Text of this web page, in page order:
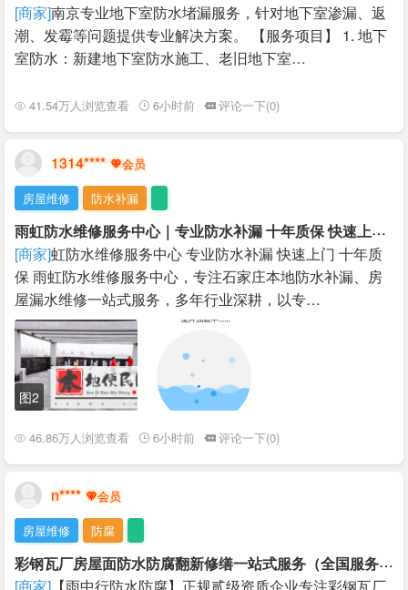
[商家]南京专业地下室防水堵漏服务，针对地下室渗漏、返
潮、发霉等问题提供专业解决方案。 【服务项目】 1. 地下
室防水：新建地下室防水施工、老旧地下室…
41.54万人浏览查看 6小时前 评论一下(0)
1314****
房屋维修 防水补漏
雨
虹防水维修服务中心｜专业防水补漏 十年质保 快速上门
[商家]虹防水维修服务中心 专业防水补漏 快速上门 十年质
保 雨虹防水维修服务中心，专注石家庄本地防水补漏、房
屋漏水维修一站式服务，多年行业深耕，以专…
图2
46.86万人浏览查看 6小时前 评论一下(0)
n****
房屋维修 防腐
彩
钢瓦厂房屋面防水防腐翻新修缮一站式服务（全国服务）